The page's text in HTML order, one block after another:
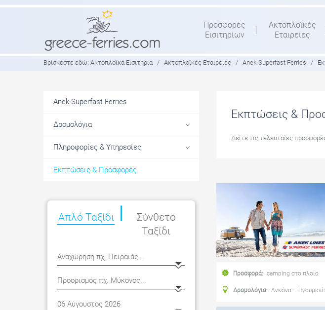
Προσφορές
Εισιτηρίων
Ακτοπλοϊκές
Εταιρείες
Βρίσκεστε εδώ: Ακτοπλοϊκά Εισιτήρια / Ακτοπλοϊκές Εταιρείες / Anek-Superfast Ferries /
Εκπτώσεις &
Δείτε τις τελευταίες
Προσφορά: camping στο πλοίο
Δρομολόγια: Ανκόνα –
Anek-Superfast Ferries
Δρομολόγια
Πληροφορίες & Υπηρεσίες
Εκπτώσεις & Προσφορές
Απλό Ταξίδι
Σύνθετο
Ταξίδι